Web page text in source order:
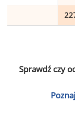
Sprawdź czy